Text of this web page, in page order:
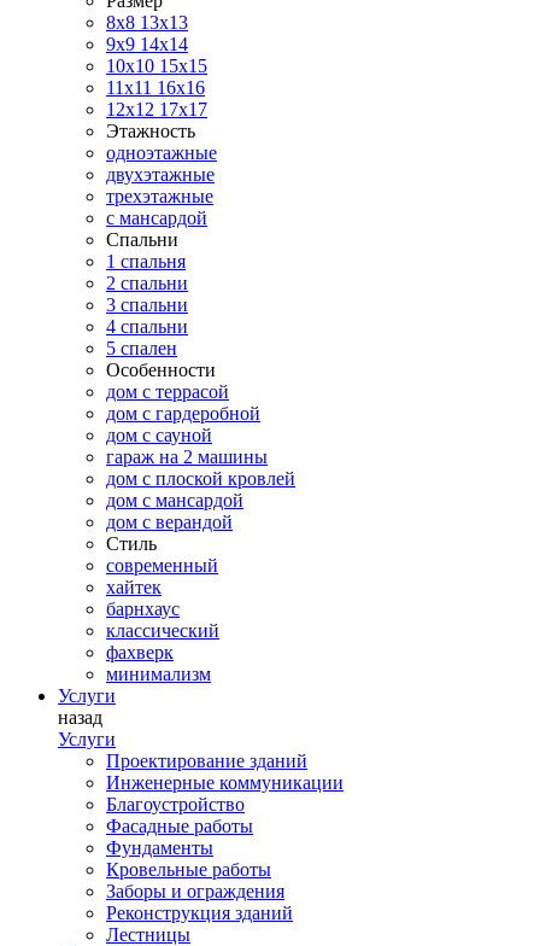
8х8 13х13
9х9 14х14
10х10 15х15
11x11 16х16
12х12 17х17
Этажность
одноэтажные
двухэтажные
трехэтажные
с мансардой
Спальни
1 спальня
2 спальни
3 спальни
4 спальни
5 спален
Особенности
дом с террасой
дом с гардеробной
дом с сауной
гараж на 2 машины
дом с плоской кровлей
дом с мансардой
дом с верандой
Стиль
современный
хайтек
барнхаус
классический
фахверк
минимализм
Услуги
назад
Услуги
Проектирование зданий
Инженерные коммуникации
Благоустройство
Фасадные работы
Фундаменты
Кровельные работы
Заборы и ограждения
Реконструкция зданий
Лестницы